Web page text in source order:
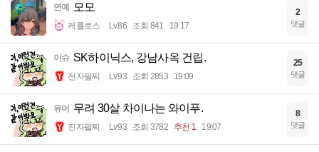
연예 모모
케를로스 Lv.86 조회 841 19:17
2
댓글
이슈 SK하이닉스, 강남사옥 건립.
전자팔찌 Lv.93 조회 2853 19:09
25
댓글
유머 무려 30살 차이나는 와이푸.
전자팔찌 Lv.93 조회 3782 추천 1 19:07
8
댓글